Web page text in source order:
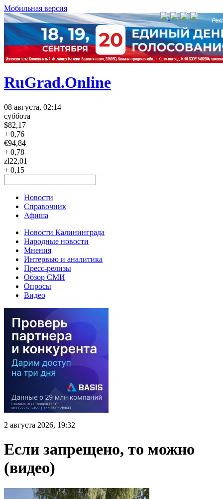
Мобильная версия
RuGrad.Online
08 августа, 02:14
суббота
$82,17
+ 0,76
€94,84
+ 0,78
zł22,01
+ 0,15
Новости
Справочник
Афиша
Новости Калининграда
Народные новости
Мнения
Интервью и аналитика
Пресс-релизы
Обзор СМИ
Опросы
Видео
2 августа 2026, 19:32
Если запрещено, то можно
(видео)